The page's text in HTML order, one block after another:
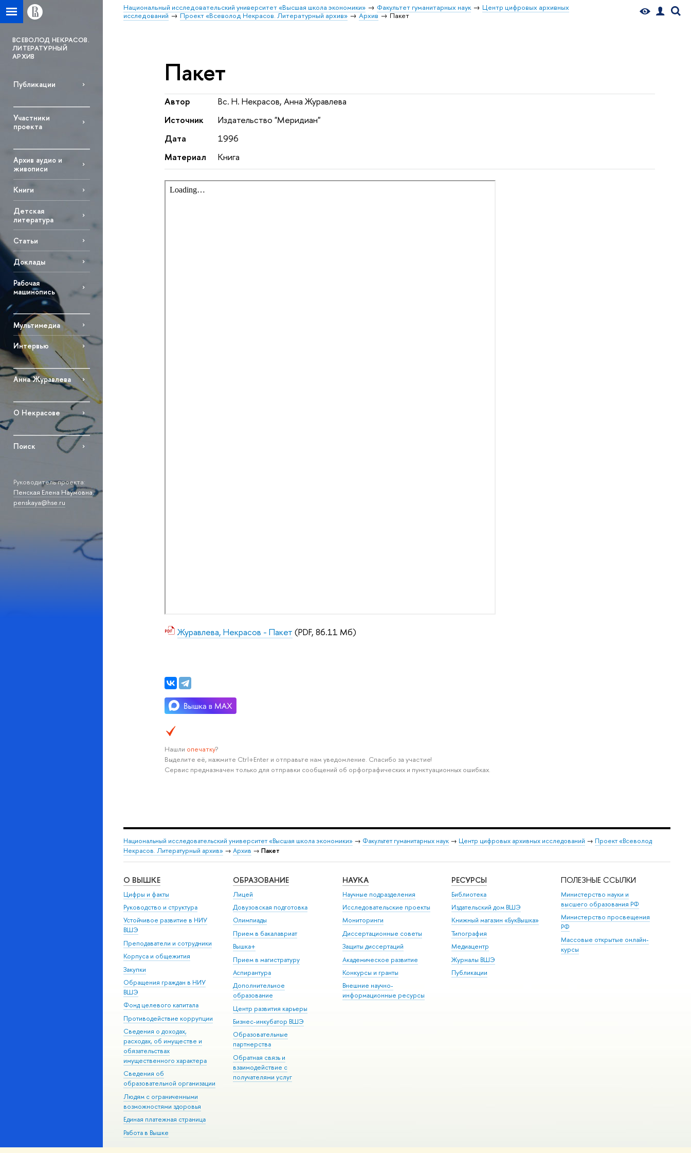
Национальный исследовательский университет «Высшая школа экономики» Факультет гуманитарных наук
Центр цифровых архивных
исследований
Проект «Всеволод Некрасов. Литературный архив» Архив Пакет
ВСЕВОЛОД НЕКРАСОВ.
ЛИТЕРАТУРНЫЙ
АРХИВ
Публикации
Участники
проекта
Архив аудио и
живописи
Книги
Детская
литература
Статьи
Доклады
Рабочая
машинопись
Мультимедиа
Интервью
Анна Журавлева
О Некрасове
Поиск
Руководитель проекта:
Пенская Елена Наумовна,
penskaya@hse.ru
Пакет
Автор
Вс. Н. Некрасов, Анна Журавлева
Источник
Издательство "Меридиан"
Дата
1996
Материал
Книга
Журавлева, Некрасов - Пакет (PDF, 86.11 Мб)
Нашли опечатку?
Выделите её, нажмите Ctrl+Enter и отправьте нам уведомление. Спасибо за участие!
Сервис предназначен только для отправки сообщений об орфографических и пунктуационных ошибках.
Национальный исследовательский университет «Высшая школа экономики» → Факультет гуманитарных наук → Центр цифровых архивных исследований → Проект «Всеволод
Некрасов. Литературный архив» → Архив → Пакет
О ВЫШКЕ
Цифры и факты
Руководство и структура
Устойчивое развитие в НИУ
ВШЭ
Преподаватели и сотрудники
Корпуса и общежития
Закупки
Обращения граждан в НИУ
ВШЭ
Фонд целевого капитала
Противодействие коррупции
Сведения о доходах,
расходах, об имуществе и
обязательствах
имущественного характера
Сведения об
образовательной организации
Людям с ограниченными
возможностями здоровья
Единая платежная страница
Работа в Вышке
ОБРАЗОВАНИЕ
Лицей
Довузовская подготовка
Олимпиады
Прием в бакалавриат
Вышка+
Прием в магистратуру
Аспирантура
Дополнительное
образование
Центр развития карьеры
Бизнес-инкубатор ВШЭ
Образовательные
партнерства
Обратная связь и
взаимодействие с
получателями услуг
НАУКА
Научные подразделения
Исследовательские проекты
Мониторинги
Диссертационные советы
Защиты диссертаций
Академическое развитие
Конкурсы и гранты
Внешние научно-
информационные ресурсы
РЕСУРСЫ
Библиотека
Издательский дом ВШЭ
Книжный магазин «БукВышка»
Типография
Медиацентр
Журналы ВШЭ
Публикации
ПОЛЕЗНЫЕ ССЫЛКИ
Министерство науки и
высшего образования РФ
Министерство просвещения
РФ
Массовые открытые онлайн-
курсы